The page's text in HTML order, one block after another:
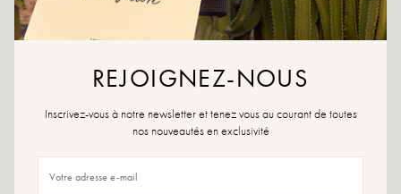
Kleuren: beige en wit
Buitenmateriaal:raffia
Buitenzool: synthetisch materiaal
Punt van de schoen: rond
Ontworpen en gemaakt in Spanje
Maatadvies: Zit je tussen twee maten in, kies dan de maat hierboven. Kies
anders uw gebruikelijke maat.
REJOIGNEZ-NOUS
Inscrivez-vous à notre newsletter et tenez vous au courant de toutes
nos nouveautés en exclusivité